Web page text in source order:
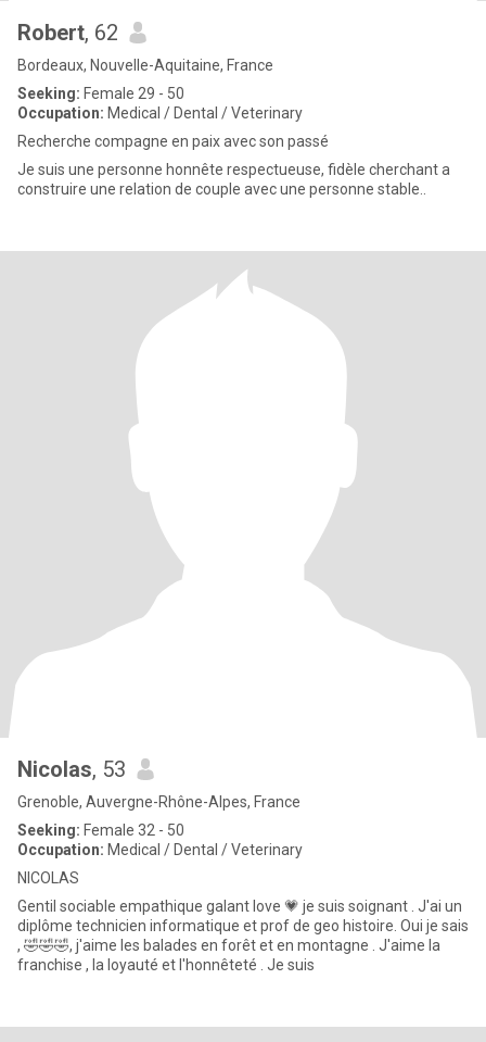
Robert, 62
Bordeaux, Nouvelle-Aquitaine, France
Seeking: Female 29 - 50
Occupation: Medical / Dental / Veterinary
Recherche compagne en paix avec son passé
Je suis une personne honnête respectueuse, fidèle cherchant a
construire une relation de couple avec une personne stable..
Nicolas, 53
Grenoble, Auvergne-Rhône-Alpes, France
Seeking: Female 32 - 50
Occupation: Medical / Dental / Veterinary
NICOLAS
Gentil sociable empathique galant love 💗 je suis soignant . J'ai un
diplôme technicien informatique et prof de geo histoire. Oui je sais
, 🤣🤣🤣, j'aime les balades en forêt et en montagne . J'aime la
franchise , la loyauté et l'honnêteté . Je suis